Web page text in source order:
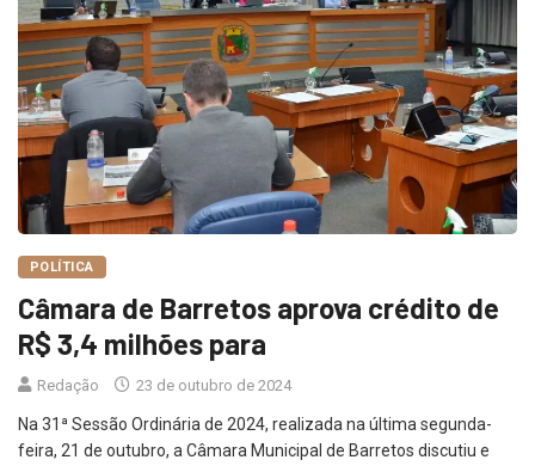
POLÍTICA
Câmara de Barretos aprova crédito de
R$ 3,4 milhões para
Redação 23 de outubro de 2024
Na 31ª Sessão Ordinária de 2024, realizada na última segunda-
feira, 21 de outubro, a Câmara Municipal de Barretos discutiu e